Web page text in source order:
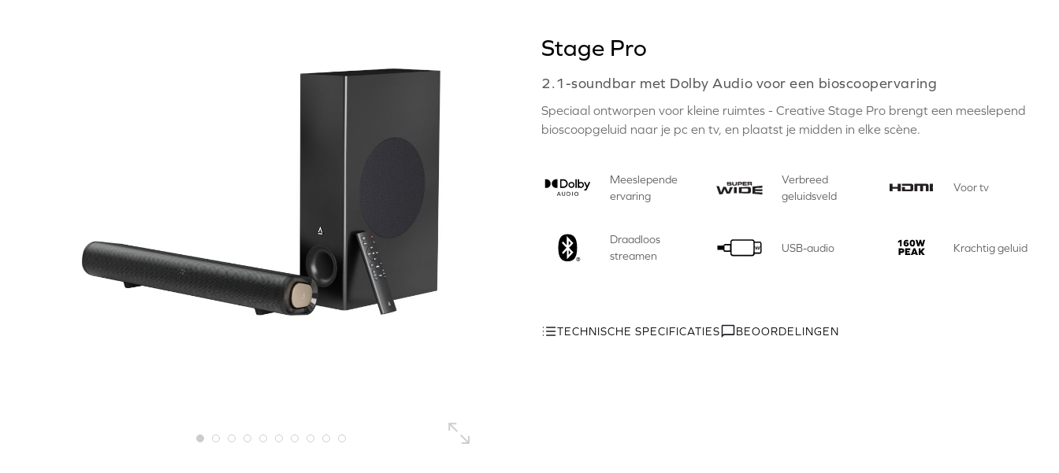
Stage Pro
2.1-soundbar met Dolby Audio voor een bioscoopervaring
Speciaal ontworpen voor kleine ruimtes - Creative Stage Pro brengt een meeslepend
bioscoopgeluid naar je pc en tv, en plaatst je midden in elke scène.
Meeslepende
ervaring
Verbreed
geluidsveld
Voor tv
Draadloos
streamen
USB-audio Krachtig geluid
TECHNISCHE SPECIFICATIES BEOORDELINGEN